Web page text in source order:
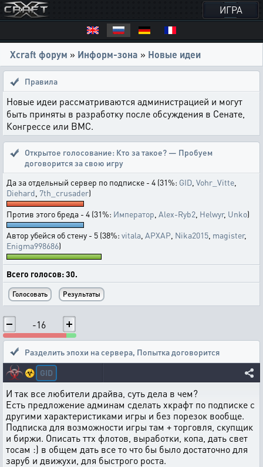
ИГРА
Xcraft форум » Информ-зона » Новые идеи
Правила
Новые идеи рассматриваются администрацией и могут
быть приняты в разработку после обсуждения в Сенате,
Конгрессе или ВМС.
Открытое голосование: Кто за такое? — Пробуем
договорится за свою игру
Да за отдельный сервер по подписке - 4 (31%: GID Vohr_Vitte
Diehard 7th_crusader)
Против этого бреда - 4 (31%: Император Alex-Ryb2 Helwyr, Unko)
Автор убейся об стену - 5 (38%: vitala APXAP Nika2015 magister,
Enigma998686)
Всего голосов: 30.
-16
Разделить эпохи на сервера, Попытка договорится
☣️ GID
И так все любители драйва, суть дела в чем?
Есть предложение админам сделать хкрафт по подписке с
другими характеристиками игры и без порезок вообще.
Подписка для возможности игры там + торговля, скупщик
и биржи. Описать ттх флотов, выработки, копа, дать свет
тосам :) в общем дать все то что бы было достаточно для
заруб и движухи, для быстрого роста.